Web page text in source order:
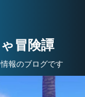
冒険譚
報のブログです